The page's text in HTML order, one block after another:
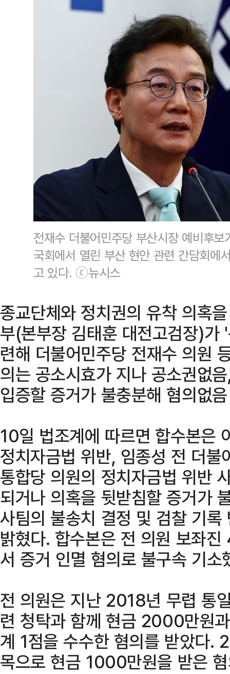
전재수 더불어민주당 부산시장 예비후
국회에서 열린 부산 현안 관련 간담회에
고 있다. ⓒ뉴시스
종교단체와 정치권의 유착 의혹
부(본부장 김태훈 대전고검장)가
련해 더불어민주당 전재수 의원
의는 공소시효가 지나 공소권없
입증할 증거가 불충분해 혐의없
10일 법조계에 따르면 합수본은
정치자금법 위반, 임종성 전 더불
통합당 의원의 정치자금법 위반
되거나 의혹을 뒷받침할 증거가
사팀의 불송치 결정 및 검찰 기
밝혔다. 합수본은 전 의원 보좌
서 증거 인멸 혐의로 불구속 기소
전 의원은 지난 2018년 무렵 통
련 청탁과 함께 현금 2000만원
계 1점을 수수한 혐의를 받았다.
목으로 현금 1000만원을 받은